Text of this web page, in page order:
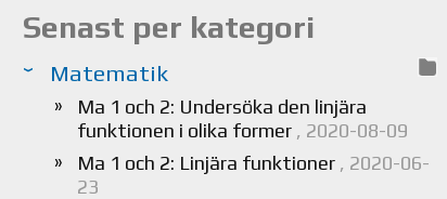
Senast per kategori
Matematik
Ma 1 och 2: Undersöka den linjära
funktionen i olika former , 2020-08-09
Ma 1 och 2: Linjära funktioner , 2020-06-
23